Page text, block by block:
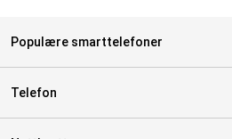
Populære smarttelefoner
Telefon